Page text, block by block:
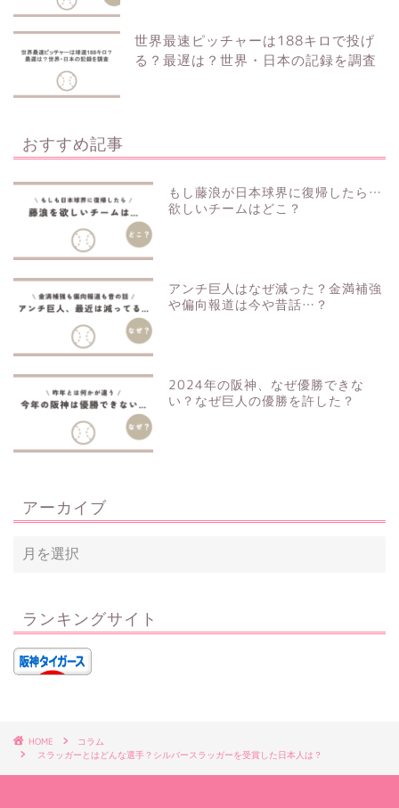
世界最速ピッチャーは188キロで投げ
る？最遅は？世界・日本の記録を調査
おすすめ記事
もし藤浪が日本球界に復帰したら…
欲しいチームはどこ？
アンチ巨人はなぜ減った？金満補強
や偏向報道は今や昔話…？
2024年の阪神、なぜ優勝できな
い？なぜ巨人の優勝を許した？
アーカイブ
ランキングサイト
HOME
コラム
スラッガーとはどんな選手？シルバースラッガーを受賞した日本人は？